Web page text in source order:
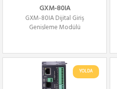
GXM-80IA
GXM-80IA Dijital Giriş
Genişleme Modülü
YOLDA